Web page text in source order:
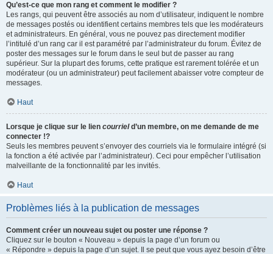
Qu’est-ce que mon rang et comment le modifier ?
Les rangs, qui peuvent être associés au nom d’utilisateur, indiquent le nombre
de messages postés ou identifient certains membres tels que les modérateurs
et administrateurs. En général, vous ne pouvez pas directement modifier
l’intitulé d’un rang car il est paramétré par l’administrateur du forum. Évitez de
poster des messages sur le forum dans le seul but de passer au rang
supérieur. Sur la plupart des forums, cette pratique est rarement tolérée et un
modérateur (ou un administrateur) peut facilement abaisser votre compteur de
messages.
Haut
Lorsque je clique sur le lien courrield’un membre, on me demande de me
connecter !?
Seuls les membres peuvent s’envoyer des courriels via le formulaire intégré (si
la fonction a été activée par l’administrateur). Ceci pour empêcher l’utilisation
malveillante de la fonctionnalité par les invités.
Haut
Problèmes liés à la publication de messages
Comment créer un nouveau sujet ou poster une réponse ?
Cliquez sur le bouton « Nouveau » depuis la page d’un forum ou
« Répondre » depuis la page d’un sujet. Il se peut que vous ayez besoin d’être